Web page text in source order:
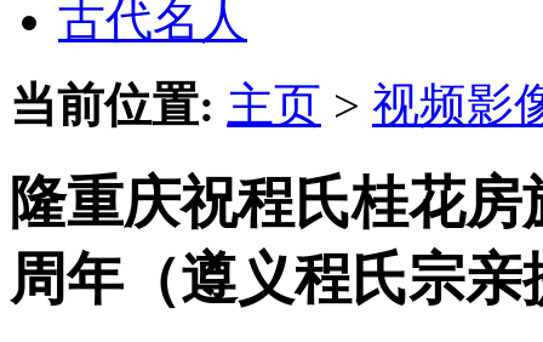
古代名人
当前位置: 主页 > 视频影
隆重庆祝程氏桂花
周年（遵义程氏宗亲